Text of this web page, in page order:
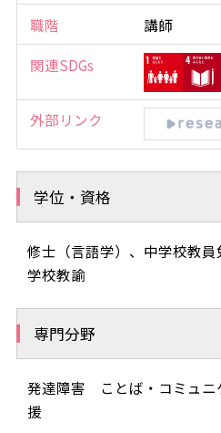
職階
講師
関連SDGs
外部リンク
学位・資格
修士（言語学）、中学校教
学校教諭
専門分野
発達障害 ことば・コミュニ
援